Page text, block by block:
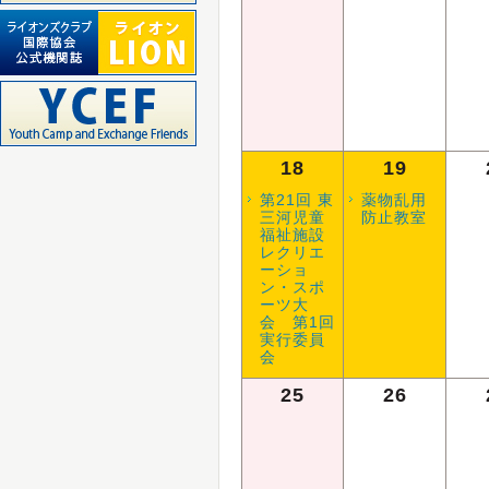
18
第21回 東
三河児童
福祉施設
レクリエ
ーショ
ン・スポ
ーツ大
会 第1回
実行委員
会
19
薬物乱用
防止教室
25 26